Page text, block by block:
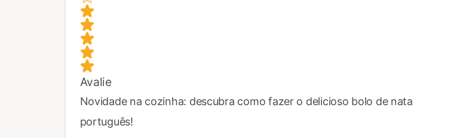
Avalie
Novidade na cozinha: descubra como fazer o delicioso bolo de nata
português!